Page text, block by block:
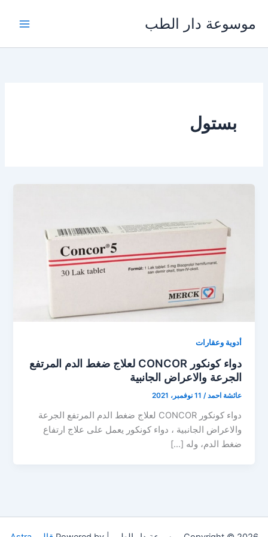
المحتوى
موسوعة دار الطب
بستول
أدوية وعقارات
دواء كونكور CONCOR لعلاج ضغط الدم المرتفع
الجرعة والاعراض الجانبية
عائشة احمد/ 11 نوفمبر، 2021
دواء كونكور CONCOR لعلاج ضغط الدم المرتفع الجرعة
والاعراض الجانبية ، دواء كونكور يعمل على علاج ارتفاع
ضغط الدم، وله […]